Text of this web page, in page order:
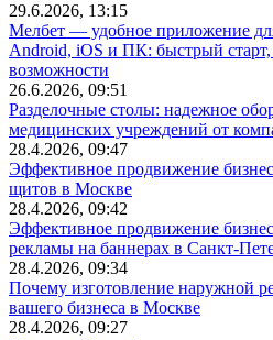
29.6.2026, 13:15
Мелбет — удобное приложение
Android, iOS и ПК: быстрый
возможности
26.6.2026, 09:51
Разделочные столы: надежное
медицинских учреждений от
28.4.2026, 09:47
Эффективное продвижение
щитов в Москве
28.4.2026, 09:42
Эффективное продвижение
рекламы на баннерах в Санкт-
28.4.2026, 09:34
Почему изготовление наружной
вашего бизнеса в Москве
28.4.2026, 09:27